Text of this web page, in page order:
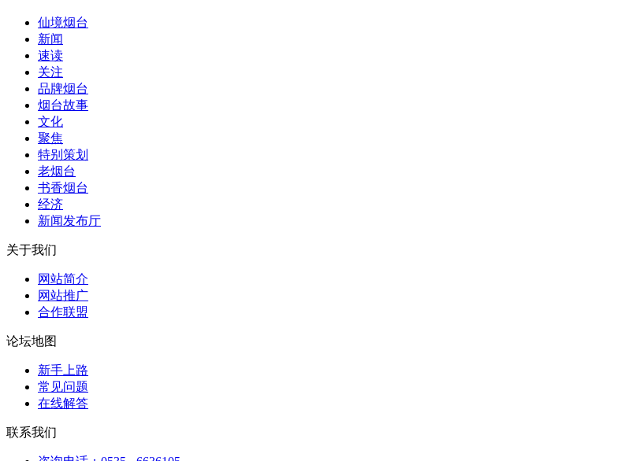
仙境烟台
新闻
速读
关注
品牌烟台
烟台故事
文化
聚焦
特别策划
老烟台
书香烟台
经济
新闻发布厅
关于我们
网站简介
网站推广
合作联盟
论坛地图
新手上路
常见问题
在线解答
联系我们